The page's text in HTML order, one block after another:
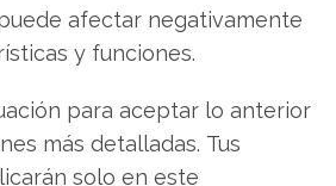
afectar negativamente
y funciones.
para aceptar lo anterior
más detalladas. Tus
solo en este
González
convertido en escritor
empresarial y computación en
la nube.